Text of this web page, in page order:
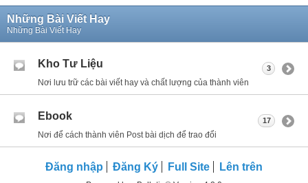
Những Bài Viết Hay
Những Bài Viết Hay
Kho Tư Liệu
Nơi lưu trữ các bài viết hay và chất lượng của thành viên
3
Ebook
Nơi để cách thành viên Post bài dịch để trao đổi
17
Đăng nhập Đăng Ký Full Site Lên trên